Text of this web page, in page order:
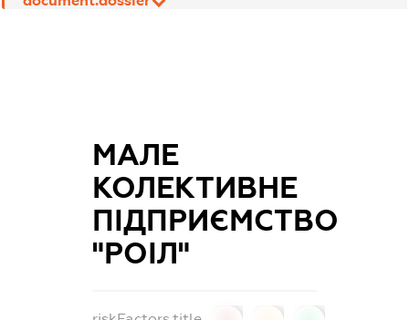
МАЛЕ
КОЛЕКТИВНЕ
ПІДПРИЄМСТВО
"РОІЛ"